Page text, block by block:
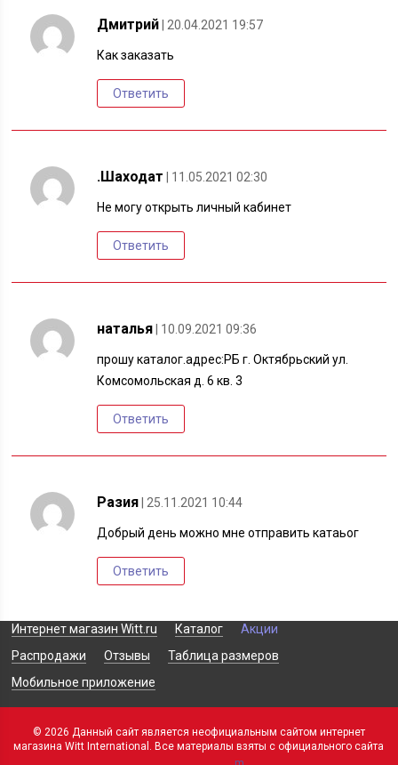
Дмитрий | 20.04.2021 19:57
Как заказать
Ответить
.Шаходат | 11.05.2021 02:30
Не могу открыть личный кабинет
Ответить
наталья | 10.09.2021 09:36
прошу каталог.адрес:РБ г. Октябрьский ул.
Комсомольская д. 6 кв. 3
Ответить
Разия | 25.11.2021 10:44
Добрый день можно мне отправить катаьог
Ответить
Интернет магазин Witt.ru Каталог
Акции
Распродажи
Отзывы
Таблица размеров
Мобильное приложение
© 2026 Данный сайт является неофициальным сайтом интернет
магазина Witt International. Все материалы взяты с официального сайта